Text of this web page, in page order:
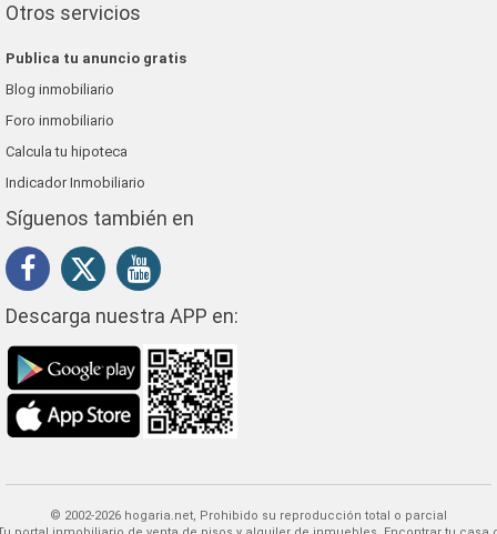
Otros servicios
Publica tu anuncio gratis
Blog inmobiliario
Foro inmobiliario
Calcula tu hipoteca
Indicador Inmobiliario
Síguenos también en
Descarga nuestra APP en:
© 2002-2026 hogaria.net, Prohibido su reproducción total o parcial